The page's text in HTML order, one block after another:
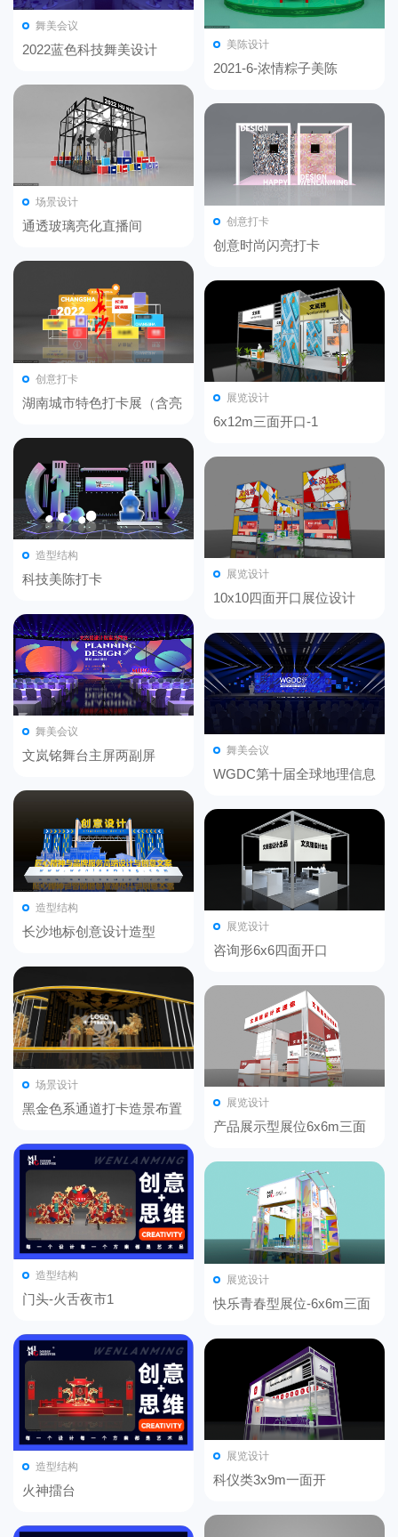
舞美会议
2022蓝色科技舞美设计
场景设计
通透玻璃亮化直播间
创意打卡
湖南城市特色打卡展（含亮
造型结构
科技美陈打卡
舞美会议
文岚铭舞台主屏两副屏
造型结构
长沙地标创意设计造型
场景设计
黑金色系通道打卡造景布置
造型结构
门头-火舌夜市1
造型结构
火神擂台
美陈设计
2021-6-浓情粽子美陈
创意打卡
创意时尚闪亮打卡
展览设计
6x12m三面开口-1
展览设计
10x10四面开口展位设计
舞美会议
WGDC第十届全球地理信息
展览设计
咨询形6x6四面开口
展览设计
产品展示型展位6x6m三面
展览设计
快乐青春型展位-6x6m三面
展览设计
科仪类3x9m一面开